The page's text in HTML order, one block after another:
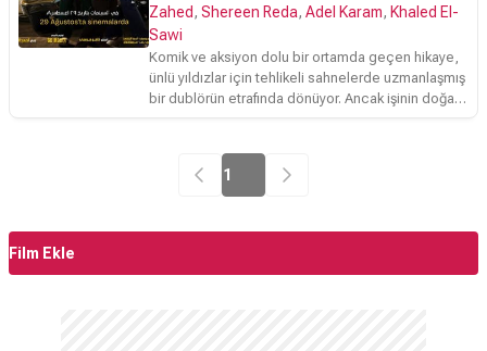
Zahed, Shereen Reda, Adel Karam, Khaled El-
Sawi
Komik ve aksiyon dolu bir ortamda geçen hikaye,
ünlü yıldızlar için tehlikeli sahnelerde uzmanlaşmış
bir dublörün etrafında dönüyor. Ancak işinin doğası
1
Film Ekle